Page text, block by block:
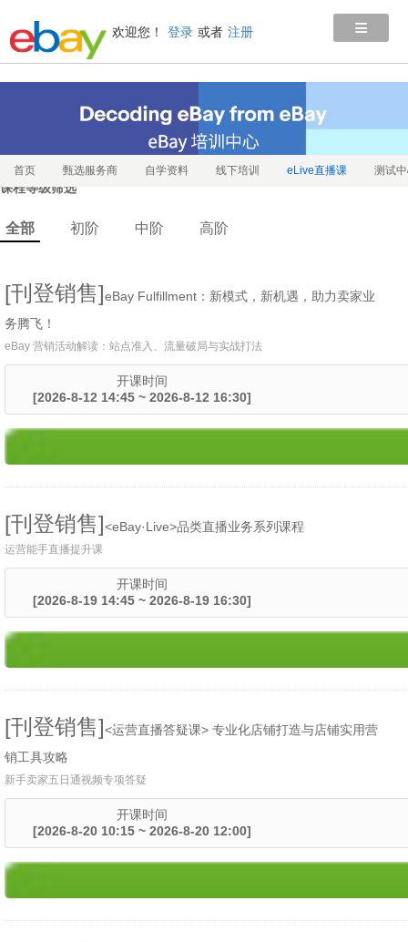
≡
欢迎您！ 登录 或者 注册
首页 甄选服务商 自学资料 线下培训 eLive直播课 测试
课程等级筛选
全部 初阶 中阶 高阶
[刊登销售]eBay Fulfillment：新模式，新机遇，助力卖家业
务腾飞！
eBay 营销活动解读：站点准入、流量破局与实战打法
开课时间
[2026-8-12 14:45 ~ 2026-8-12 16:30]
[刊登销售]<eBay·Live>品类直播业务系列课程
运营能手直播提升课
开课时间
[2026-8-19 14:45 ~ 2026-8-19 16:30]
[刊登销售]<运营直播答疑课> 专业化店铺打造与店铺实用营
销工具攻略
新手卖家五日通视频专项答疑
开课时间
[2026-8-20 10:15 ~ 2026-8-20 12:00]